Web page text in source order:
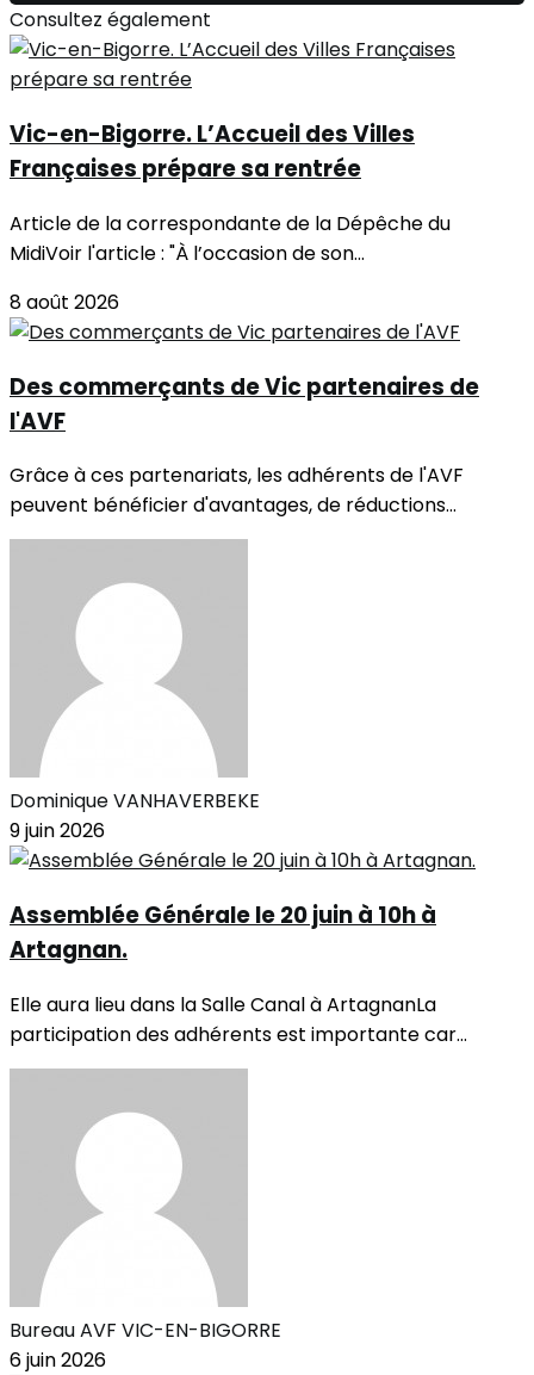
Consultez également
Vic-en-Bigorre. L’Accueil des Villes
Françaises prépare sa rentrée
Article de la correspondante de la Dépêche du
MidiVoir l'article : "À l’occasion de son...
8 août 2026
Des commerçants de Vic partenaires de
l'AVF
Grâce à ces partenariats, les adhérents de l'AVF
peuvent bénéficier d'avantages, de réductions...
Dominique VANHAVERBEKE
9 juin 2026
Assemblée Générale le 20 juin à 10h à
Artagnan.
Elle aura lieu dans la Salle Canal à ArtagnanLa
participation des adhérents est importante car...
Bureau AVF VIC-EN-BIGORRE
6 juin 2026